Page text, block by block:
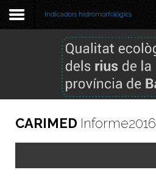
Benvinguda
Metodologia
Informe 2025
Informe 2024
Informes anteriors
Indicadors hidromorfològics
CARIMED Informe2016